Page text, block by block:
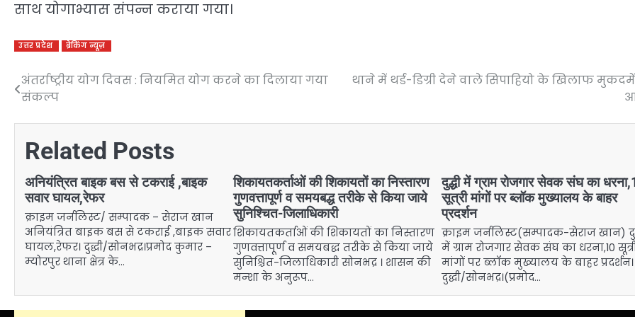
साथ योगाभ्यास संपन्न कराया गया।
उत्तर प्रदेश ब्रेकिंग न्यूज़
Post
अंतर्राष्ट्रीय योग दिवस : नियमित योग करने का दिलाया गया
संकल्प
थाने में थर्ड-डिग्री देने वाले सिपाहियो के खिलाफ
Related Posts
अनियंत्रित बाइक बस से टकराई ,बाइक
सवार घायल,रेफर
क्राइम जर्नलिस्ट/ सम्पादक – सेराज खान
अनियंत्रित बाइक बस से टकराई ,बाइक सवार
घायल,रेफर। दुद्धी/सोनभद्र।प्रमोद कुमार –
म्योरपुर थाना क्षेत्र के…
शिकायतकर्ताओं की शिकायतों का निस्तारण
गुणवत्तापूर्ण व समयबद्ध तरीके से किया जाये
सुनिश्चित-जिलाधिकारी
शिकायतकर्ताओं की शिकायतों का निस्तारण
गुणवत्तापूर्ण व समयबद्ध तरीके से किया जाये
सुनिश्चित-जिलाधिकारी सोनभद्र । शासन की
मन्शा के अनुरूप…
दुद्धी में ग्राम रोजगार सेवक संघ का
सूत्री मांगों पर ब्लॉक मुख्यालय के बाहर
प्रदर्शन
क्राइम जर्नलिस्ट(सम्पादक-सेराज खान)
में ग्राम रोजगार सेवक संघ का धरना,10
मांगों पर ब्लॉक मुख्यालय के बाहर प्रदर्शन।
दुद्धी/सोनभद्र।(प्रमोद…